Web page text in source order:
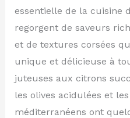
essentielle de la cuisine
regorgent de saveurs
et de textures corsées
unique et délicieuse à
juteuses aux citrons
les olives acidulées et
méditerranéens ont